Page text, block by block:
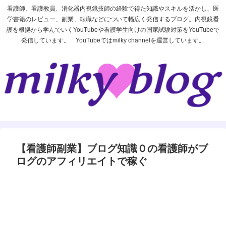
看護師、看護教員、消化器内視鏡技師の経験で得た知識やスキルを活かし、医
学書籍のレビュー、副業、転職などについて幅広く発信するブログ。内視鏡看
護を根拠から学んでいくYouTubeや看護学生向けの国家試験対策をYouTubeで
発信しています。 YouTubeではmilky channelを運営しています。
【看護師副業】ブログ知識０の看護師がブ
ログのアフィリエイトで稼ぐ